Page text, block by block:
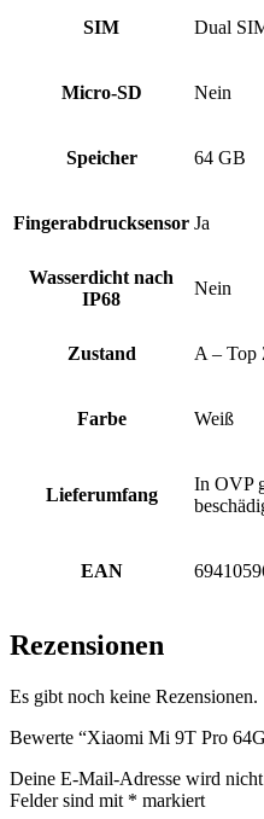
SIM Dual
Micro-SD Nein
Speicher 64 GB
Fingerabdrucksensor Ja
Wasserdicht nach
IP68
Nein
Zustand A – Top
Farbe Weiß
Lieferumfang
In OVP
EAN
Rezensionen
Es gibt noch keine Rezensionen.
Bewerte “Xiaomi Mi 9T Pro
Deine E-Mail-Adresse wird
Felder sind mit * markiert